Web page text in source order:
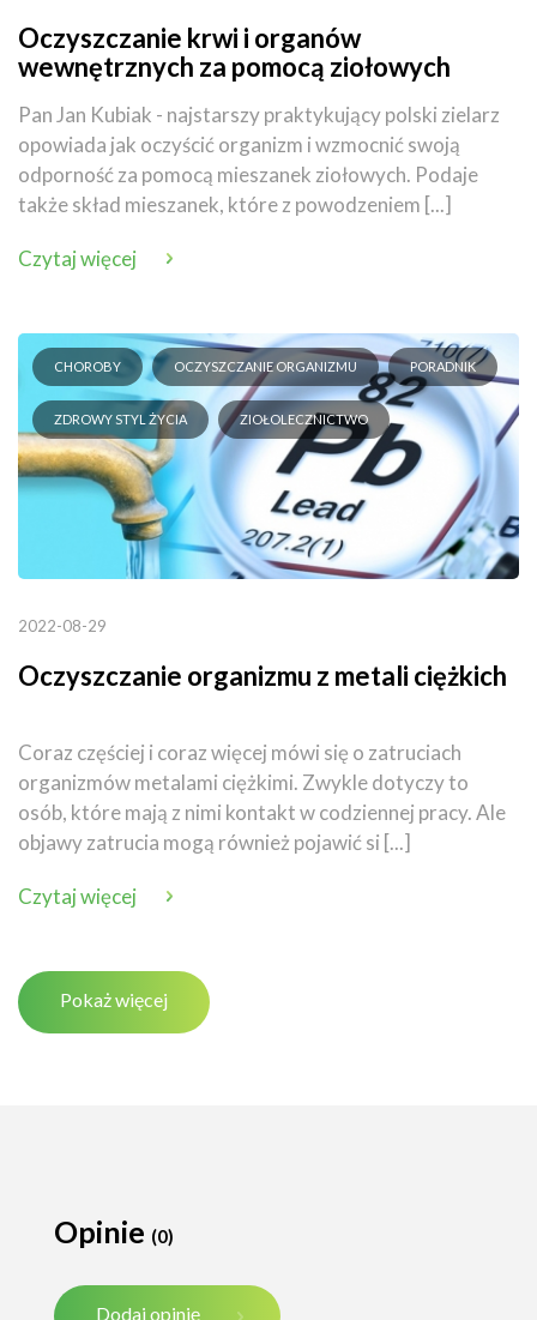
Oczyszczanie krwi i organów
wewnętrznych za pomocą ziołowych
Pan Jan Kubiak - najstarszy praktykujący polski zielarz
opowiada jak oczyścić organizm i wzmocnić swoją
odporność za pomocą mieszanek ziołowych. Podaje
także skład mieszanek, które z powodzeniem [...]
Czytaj więcej
CHOROBY OCZYSZCZANIE ORGANIZMU PORADNIK
ZDROWY STYL ŻYCIA ZIOŁOLECZNICTWO
2022-08-29
Oczyszczanie organizmu z metali ciężkich
Coraz częściej i coraz więcej mówi się o zatruciach
organizmów metalami ciężkimi. Zwykle dotyczy to
osób, które mają z nimi kontakt w codziennej pracy. Ale
objawy zatrucia mogą również pojawić si [...]
Czytaj więcej
Pokaż więcej
Opinie (0)
Dodaj opinię